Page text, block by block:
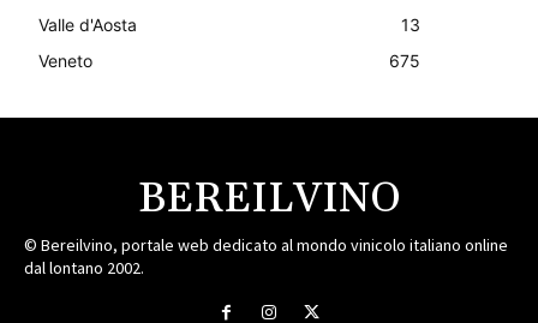
Valle d'Aosta
13
Veneto
675
BEREILVINO
© Bereilvino, portale web dedicato al mondo vinicolo italiano online
dal lontano 2002.